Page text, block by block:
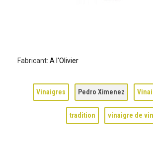
Fabricant: A l'Olivier
Vinaigres Pedro Ximenez
tradition vinaigre de vin